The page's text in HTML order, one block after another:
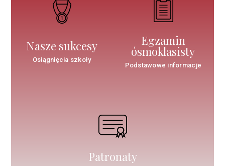
Nasze sukcesy
Osiągnięcia szkoły
Egzamin
ósmoklasisty
Podstawowe informacje
Patronaty